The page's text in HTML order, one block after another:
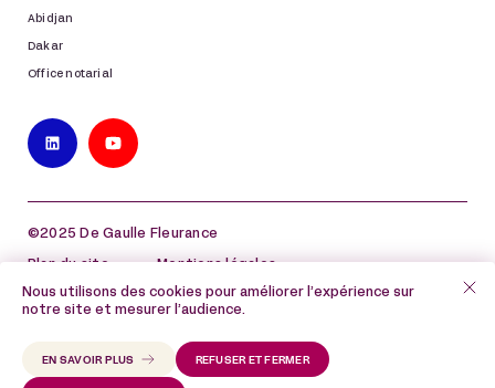
Abidjan
Dakar
Office notarial
©2025 De Gaulle Fleurance
Plan du site Mentions légales
Politique de protection des données à caractère
personnel
Nous utilisons des cookies pour améliorer l’expérience sur
notre site et mesurer l’audience.
REFUSER ET FERMER
EN SAVOIR PLUS